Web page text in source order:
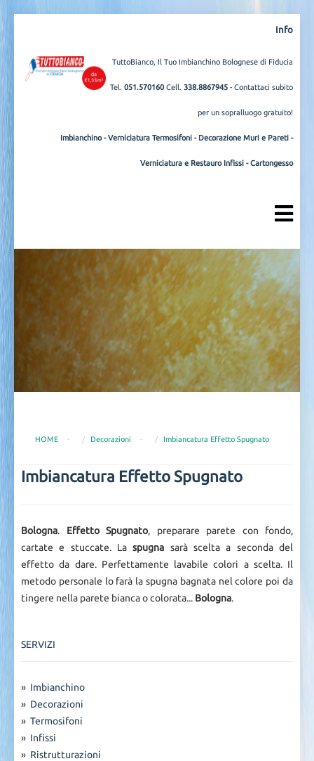
Info
TuttoBianco, Il Tuo Imbianchino Bolognese di Fiducia
Tel. 051.570160 Cell. 338.8867945 - Contattaci subito
per un sopralluogo gratuito!
Imbianchino-Verniciatura Termosifoni - Decorazione Muri e Pareti -
Verniciatura e Restauro Infissi -Cartongesso
HOME - Decorazioni - Imbiancatura Effetto Spugnato
Imbiancatura Effetto Spugnato
Bologna. Effetto Spugnato, preparare parete con fondo,
cartate e stuccate. Laspugna sarà scelta a seconda del
effetto da dare. Perfettamente lavabile colori a scelta. Il
metodo personale lo farà la spugna bagnata nel colore poi da
tingere nella parete bianca o colorata... Bologna.
SERVIZI
» Imbianchino
» Decorazioni
» Termosifoni
» Infissi
» Ristrutturazioni